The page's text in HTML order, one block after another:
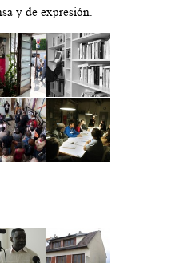
y de expresión.